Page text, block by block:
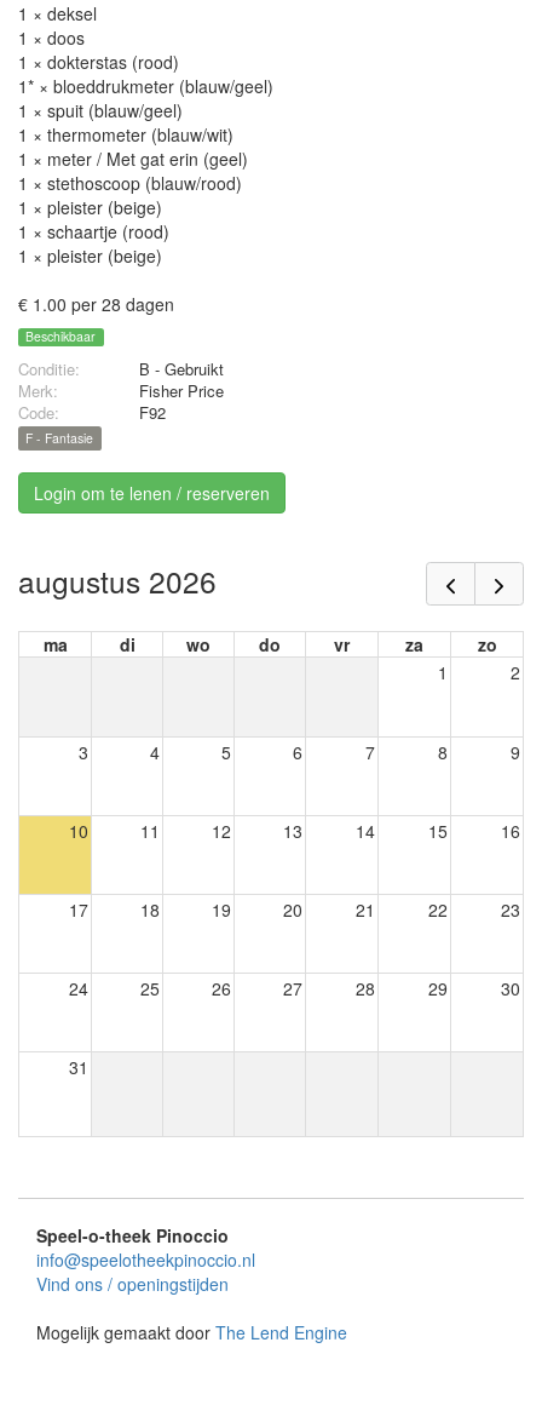
1 × deksel
1 × doos
1 × dokterstas (rood)
1* × bloeddrukmeter (blauw/geel)
1 × spuit (blauw/geel)
1 × thermometer (blauw/wit)
1 × meter / Met gat erin (geel)
1 × stethoscoop (blauw/rood)
1 × pleister (beige)
1 × schaartje (rood)
1 × pleister (beige)
€ 1.00 per 28 dagen
Beschikbaar
Conditie:
B - Gebruikt
Merk:
Fisher Price
Code:
F92
F - Fantasie
Login om te lenen / reserveren
augustus 2026
ma di wo do vr za
zo
1
2
3 4 5 6 7 8 9
10 11 12 13 14 15 16
17 18 19 20 21 22 23
24 25 26 27 28 29 30
31
Speel-o-theek Pinoccio
info@speelotheekpinoccio.nl
Vind ons / openingstijden
Mogelijk gemaakt door The Lend Engine